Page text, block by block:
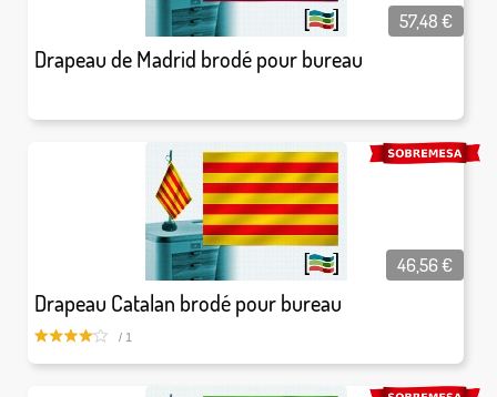
Drapeau de Madrid brodé pour bureau
57,48€
Drapeau Catalan brodé pour bureau
46,56€
/ 1